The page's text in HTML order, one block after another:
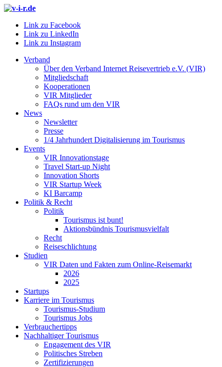
Link zu Facebook
Link zu LinkedIn
Link zu Instagram
Verband
Über den Verband Internet Reisevertrieb e.V. (VIR)
Mitgliedschaft
Kooperationen
VIR Mitglieder
FAQs rund um den VIR
News
Newsletter
Presse
1/4 Jahrhundert Digitalisierung im Tourismus
Events
VIR Innovationstage
Travel Start-up Night
Innovation Shorts
VIR Startup Week
KI Barcamp
Politik & Recht
Politik
Tourismus ist bunt!
Aktionsbündnis Tourismusvielfalt
Recht
Reiseschlichtung
Studien
VIR Daten und Fakten zum Online-Reisemarkt
2026
2025
Startups
Karriere im Tourismus
Tourismus-Studium
Tourismus Jobs
Verbrauchertipps
Nachhaltiger Tourismus
Engagement des VIR
Politisches Streben
Zertifizierungen